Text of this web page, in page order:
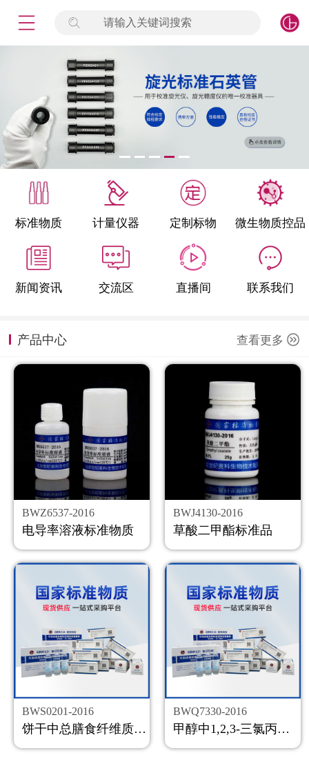
请输入关键词搜索
标准物质 计量仪器 定制标物 微生物质控品
新闻资讯 交流区 直播间 联系我们
产品中心 查看更多
BWZ6537-2016
电导率溶液标准物质
BWJ4130-2016
草酸二甲酯标准品
BWS0201-2016
饼干中总膳食纤维质控样品
BWQ7330-2016
甲醇中1,2,3-三氯丙烷溶液标准物质
签到
标准物质
产品专项
微生物检测/质控品
定制标物
定制仪器
新闻资讯
公司主页
购物车
会员中心
联系我们
返回主页